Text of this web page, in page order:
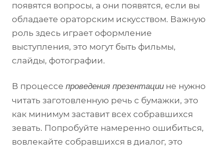
появятся вопросы, а они появятся, если вы
обладаете ораторским искусством. Важную
роль здесь играет оформление
выступления, это могут быть фильмы,
слайды, фотографии.
В процессе проведения презентации не нужно
читать заготовленную речь с бумажки, это
как минимум заставит всех собравшихся
зевать. Попробуйте намеренно ошибиться,
вовлекайте собравшихся в диалог, это